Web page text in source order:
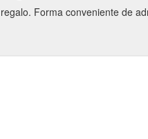
Forma conveniente de